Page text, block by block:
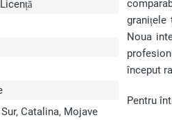
Catalina, Mojave
granițele
Noua
început
Pentru